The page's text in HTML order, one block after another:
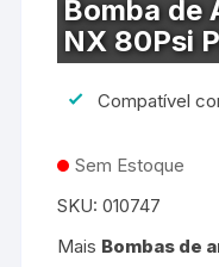
Bomba de
NX 80Psi
Compatível
Sem Estoque
SKU:010747
Mais Bombas de